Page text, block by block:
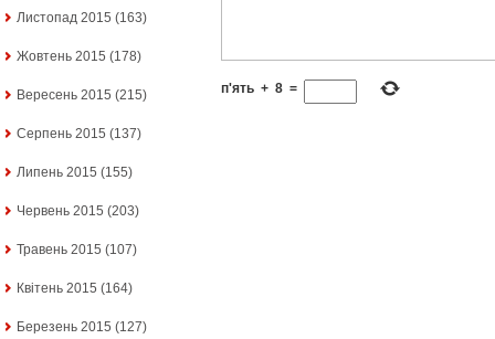
Листопад 2015 (163)
Жовтень 2015 (178)
Вересень 2015 (215)
Серпень 2015 (137)
Липень 2015 (155)
Червень 2015 (203)
Травень 2015 (107)
Квітень 2015 (164)
Березень 2015 (127)
п'ять + 8 =